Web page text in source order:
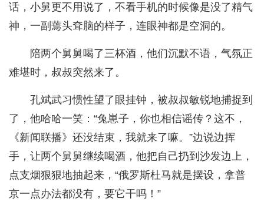
话，小舅更不用说了，不看手机的时候像是没了精气
神，一副蔫头耷脑的样子，连眼神都是空洞的。
陪两个舅舅喝了三杯酒，他们沉默不语，气氛正
难堪时，叔叔突然来了。
孔斌武习惯性望了眼挂钟，被叔叔敏锐地捕捉到
了，他哈哈一笑：“兔崽子，你也相信谣传？这不，
《新闻联播》还没结束，我就来了嘛。”边说边挥
手，让两个舅舅继续喝酒，他把自己扔到沙发边上，
点支烟狠狠地抽起来，“俄罗斯杜马就是摆设，拿普
京一点办法都没有，要它干吗！”